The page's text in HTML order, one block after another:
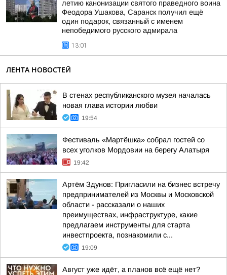
летию канонизации святого праведного воина
Феодора Ушакова, Саранск получил ещё
один подарок, связанный с именем
непобедимого русского адмирала
13:01
ЛЕНТА НОВОСТЕЙ
В стенах республиканского музея началась
новая глава истории любви
19:54
Фестиваль «Мартёшка» собрал гостей со
всех уголков Мордовии на берегу Алатыря
19:42
Артём Здунов: Пригласили на бизнес встречу
предпринимателей из Москвы и Московской
области - рассказали о наших
преимуществах, инфраструктуре, какие
предлагаем инструменты для старта
инвестпроекта, познакомили с...
19:09
Август уже идёт, а планов всё ещё нет?